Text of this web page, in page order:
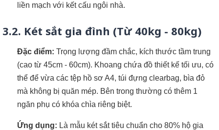
liền mạch với kết cấu ngôi nhà.
3.2. Két sắt gia đình (Từ 40kg - 80kg)
Đặc điểm: Trọng lượng đầm chắc, kích thước tầm trung
(cao từ 45cm - 60cm). Khoang chứa đồ thiết kế tối ưu, có
thể để vừa các tệp hồ sơ A4, túi đựng clearbag, bìa đỏ
mà không bị quăn mép. Bên trong thường có thêm 1
ngăn phụ có khóa chìa riêng biệt.
Ứng dụng: Là mẫu két sắt tiêu chuẩn cho 80% hộ gia